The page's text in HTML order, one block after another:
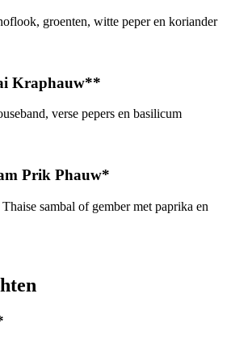
groenten, witte peper en koriander
Kraphauw**
verse pepers en basilicum
Prik Phauw*
sambal of gember met paprika en